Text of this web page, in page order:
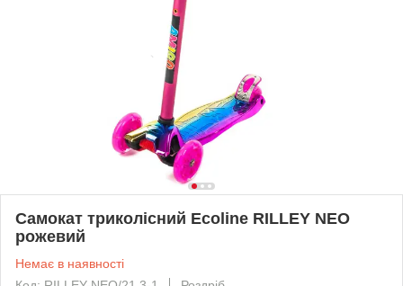
Самокат триколісний Ecoline RILLEY NEO
рожевий
Немає в наявності